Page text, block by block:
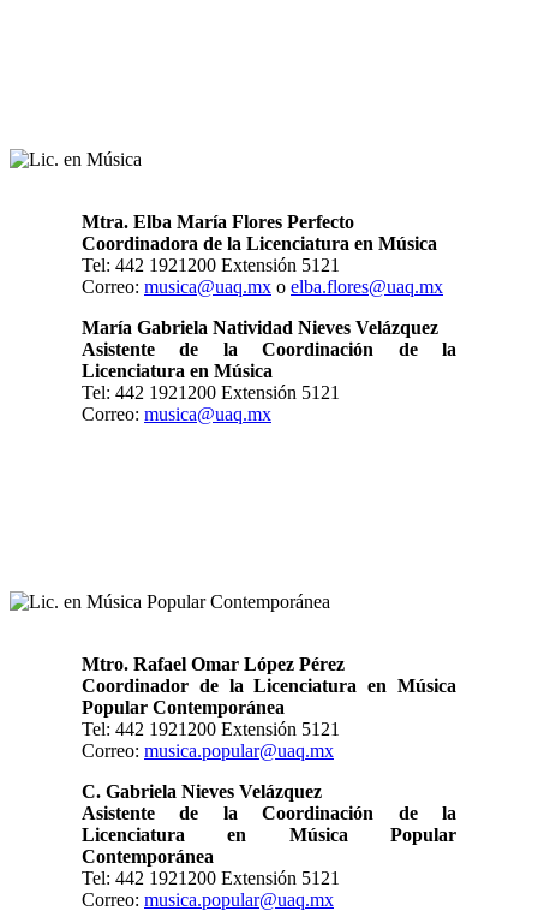
Mtra. Elba María Flores Perfecto
Coordinadora de la Licenciatura en Música
Tel: 442 1921200 Extensión 5121
Correo: musica@uaq.mx o elba.flores@uaq.mx
María Gabriela Natividad Nieves Velázquez
Asistente de la Coordinación de la
Licenciatura en Música
Tel: 442 1921200 Extensión 5121
Correo: musica@uaq.mx
Mtro. Rafael Omar López Pérez
Coordinador de la Licenciatura en Música
Popular Contemporánea
Tel: 442 1921200 Extensión 5121
Correo: musica.popular@uaq.mx
C. Gabriela Nieves Velázquez
Asistente de la Coordinación de la
Licenciatura en Música Popular
Contemporánea
Tel: 442 1921200 Extensión 5121
Correo: musica.popular@uaq.mx